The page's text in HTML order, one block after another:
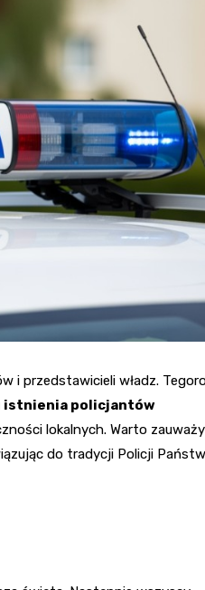
Poczta
Księgarnia
i przedstawicieli władz.
istnienia policjantów
lokalnych. Warto
do tradycji Policji